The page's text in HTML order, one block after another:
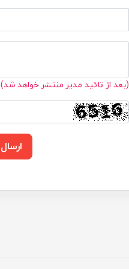
(بعد از تائید مدیر منتشر خواهد شد)
ارسال